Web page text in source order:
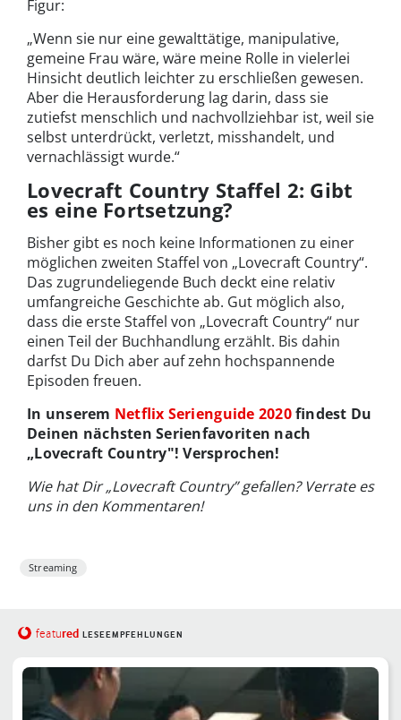
Figur:
„Wenn sie nur eine gewalttätige, manipulative,
gemeine Frau wäre, wäre meine Rolle in vielerlei
Hinsicht deutlich leichter zu erschließen gewesen.
Aber die Herausforderung lag darin, dass sie
zutiefst menschlich und nachvollziehbar ist, weil sie
selbst unterdrückt, verletzt, misshandelt, und
vernachlässigt wurde.“
Lovecraft Country Staffel 2: Gibt
es eine Fortsetzung?
Bisher gibt es noch keine Informationen zu einer
möglichen zweiten Staffel von „Lovecraft Country“.
Das zugrundeliegende Buch deckt eine relativ
umfangreiche Geschichte ab. Gut möglich also,
dass die erste Staffel von „Lovecraft Country“ nur
einen Teil der Buchhandlung erzählt. Bis dahin
darfst Du Dich aber auf zehn hochspannende
Episoden freuen.
In unserem Netflix Serienguide 2020findest Du
Deinen nächsten Serienfavoriten nach
„Lovecraft Country"! Versprochen!
Wie hat Dir „Lovecraft Country” gefallen? Verrate es
uns in den Kommentaren!
Streaming
featured LESEEMPFEHLUNGEN